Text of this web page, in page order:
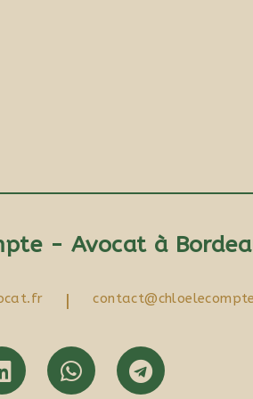
- Avocat à
|